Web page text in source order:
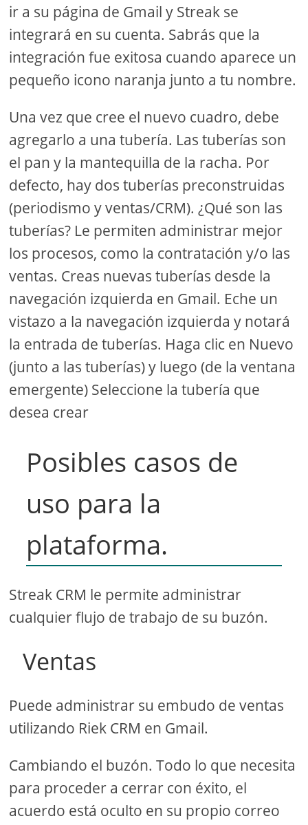
ir a su página de Gmail y Streak se
integrará en su cuenta. Sabrás que la
integración fue exitosa cuando aparece un
pequeño icono naranja junto a tu nombre.
Una vez que cree el nuevo cuadro, debe
agregarlo a una tubería. Las tuberías son
el pan y la mantequilla de la racha. Por
defecto, hay dos tuberías preconstruidas
(periodismo y ventas/CRM). ¿Qué son las
tuberías? Le permiten administrar mejor
los procesos, como la contratación y/o las
ventas. Creas nuevas tuberías desde la
navegación izquierda en Gmail. Eche un
vistazo a la navegación izquierda y notará
la entrada de tuberías. Haga clic en Nuevo
(junto a las tuberías) y luego (de la ventana
emergente) Seleccione la tubería que
desea crear
Posibles casos de
uso para la
plataforma.
Streak CRM le permite administrar
cualquier flujo de trabajo de su buzón.
Ventas
Puede administrar su embudo de ventas
utilizando Riek CRM en Gmail.
Cambiando el buzón. Todo lo que necesita
para proceder a cerrar con éxito, el
acuerdo está oculto en su propio correo